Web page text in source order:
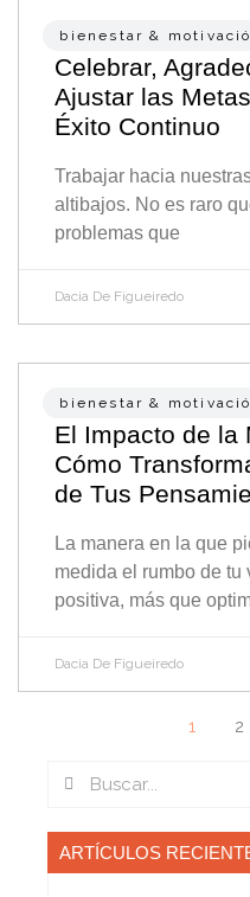
bienestar &
Celebrar,
Ajustar las
Éxito Continuo
Trabajar hacia
altibajos. No es raro
problemas que
Dacia De Figueiredo
bienestar &
El Impacto de la
Cómo
de Tus
La manera en la que
medida el rumbo de tu
positiva, más que
Dacia De Figueiredo
1 2
Search
Search
ARTÍCULOS